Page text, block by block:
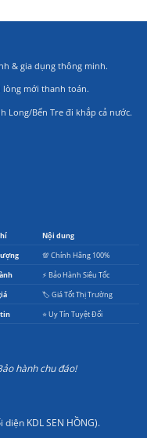
& gia dụng thông minh.
mới thanh toán.
Long/Bến Tre đi khắp cả nước.
Nội dung
💯 Chính Hãng 100%
⚡ Bảo Hành Siêu Tốc
🏷️ Giá Tốt Thị Trường
⭐ Uy Tín Tuyệt Đối
hành chu đáo!
KDL SEN HỒNG).